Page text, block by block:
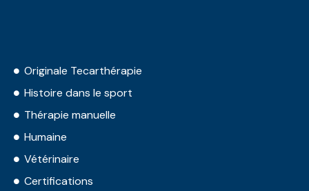
Originale Tecarthérapie
Histoire dans le sport
Thérapie manuelle
Humaine
Vétérinaire
Certifications